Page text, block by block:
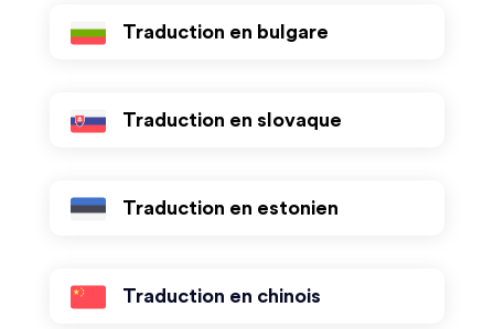
Traduction en bulgare
Traduction en slovaque
Traduction en estonien
Traduction en chinois